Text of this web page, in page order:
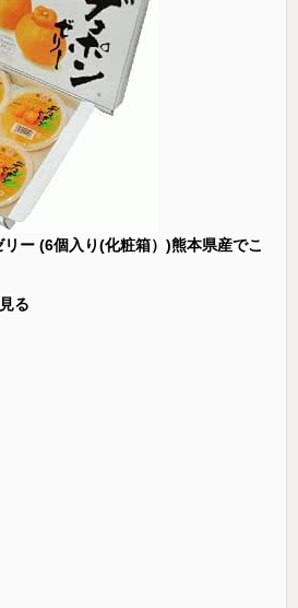
ー (6個入り(化粧箱）)熊本県産でこ
見る